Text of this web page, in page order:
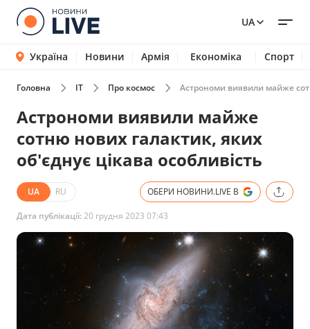
UA
Україна Новини Армія Економіка Спорт
Головна IT Про космос Астрономи виявили майже
Астрономи виявили майже
сотню нових галактик, яких
об'єднує цікава особливість
UA RU ОБЕРИ НОВИНИ.LIVE В
Дата публікації:20 грудня 2023 07:43